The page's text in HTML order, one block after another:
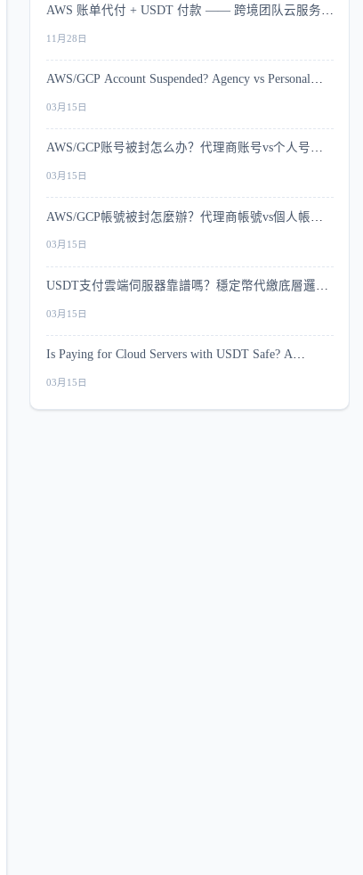
AWS 账单代付 + USDT 付款 —— 跨境团队云服务支
11月28日
AWS/GCP Account Suspended? Agency vs Personal
03月15日
AWS/GCP账号被封怎么办？代理商账号vs个人号风
03月15日
AWS/GCP帳號被封怎麼辦？代理商帳號vs個人帳號
03月15日
USDT支付雲端伺服器靠譜嗎？穩定幣代繳底層邏輯
03月15日
Is Paying for Cloud Servers with USDT Safe? A
03月15日